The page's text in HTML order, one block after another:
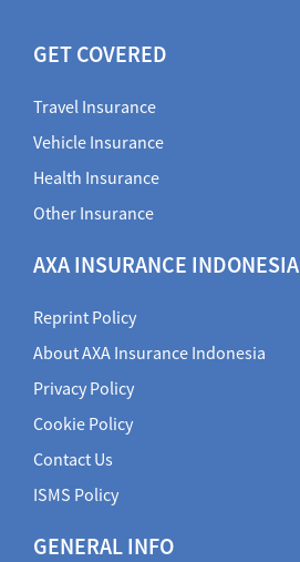
GET COVERED
Travel Insurance
Vehicle Insurance
Health Insurance
Other Insurance
AXA INSURANCE INDONESIA
Reprint Policy
About AXA Insurance Indonesia
Privacy Policy
Cookie Policy
Contact Us
ISMS Policy
GENERAL INFO